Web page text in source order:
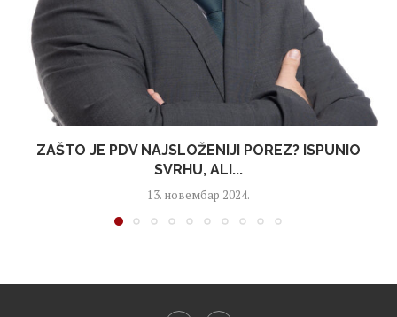
ZAŠTO JE PDV NAJSLOŽENIJI POREZ? ISPUNIO
SVRHU, ALI...
13. новембар 2024.